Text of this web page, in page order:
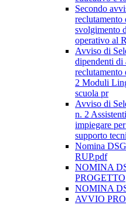
Secondo
reclutamento
svolgimento
operativo al
Avviso di
dipendenti di
reclutamento
2 Moduli
scuola pr
Avviso di
n. 2
impiegare
supporto
Nomina
RUP.pdf
NOMINA
PROGETTO
NOMINA
AVVIO